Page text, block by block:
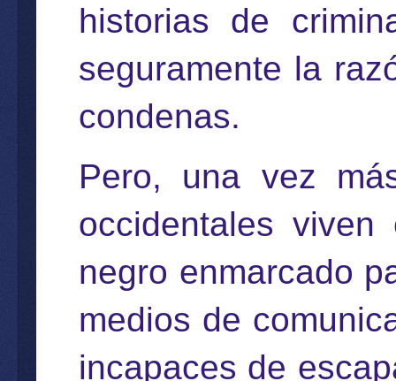
historias de
seguramente la
condenas.
Pero, una vez
occidentales
negro enmarcado
medios de
incapaces de